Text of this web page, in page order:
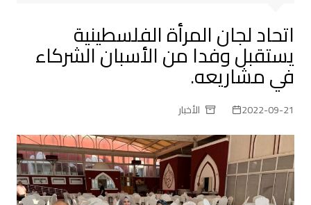
اتحاد لجان المرأة الفلسطينية
يستقبل وفدا من الأسبان الشركاء
في مشاريعه.
2022-09-21 الأخبار